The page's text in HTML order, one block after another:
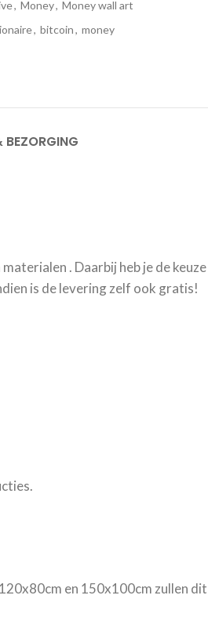
, Money, Money wall art
, bitcoin, money
BEZORGING
. Daarbij heb je de
is de levering zelf ook gratis!
en 150x100cm zullen